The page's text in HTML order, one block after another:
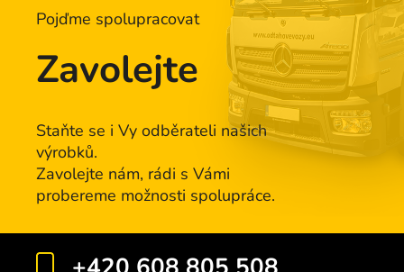
Pojďme spolupracovat
Zavolejte
Staňte se i Vy odběrateli našich
výrobků.
Zavolejte nám, rádi s Vámi
probereme možnosti spolupráce.